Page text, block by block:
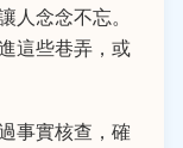
人念念不忘。
這些巷弄，或
事實核查，確